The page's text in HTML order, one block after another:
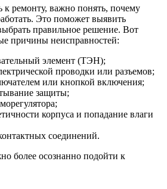
к ремонту, важно понять, почему
Это поможет выявить
правильное решение. Вот
причины неисправностей:
элемент (ТЭН);
проводки или разъемов;
или кнопкой включения;
защиты;
корпуса и попадание влаги
соединений.
более осознанно подойти к